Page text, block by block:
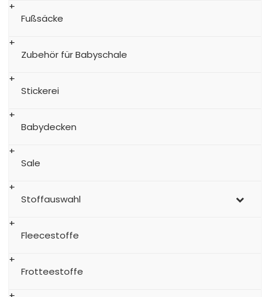
Fußsäcke
Zubehör für Babyschale
Stickerei
Babydecken
Sale
Stoffauswahl
Fleecestoffe
Frotteestoffe